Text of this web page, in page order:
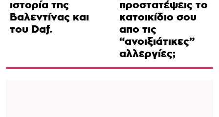
ιστορία της
Βαλεντίνας και
του Daf.
προστατέψεις το
κατοικίδιο σου
απο τις
“ανοιξιάτικες”
αλλεργίες;